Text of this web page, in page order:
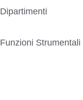
Dipartimenti
Funzioni Strumentali